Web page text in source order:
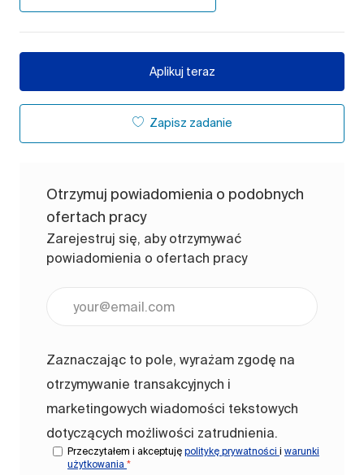
Aplikuj teraz
Zapisz zadanie
Otrzymuj powiadomienia o podobnych
ofertach pracy
Zarejestruj się, aby otrzymywać
powiadomienia o ofertach pracy
Zaznaczając to pole, wyrażam zgodę na
otrzymywanie transakcyjnych i
marketingowych wiadomości tekstowych
dotyczących możliwości zatrudnienia.
Przeczytałem i akceptuję politykę prywatności i warunki
użytkowania *